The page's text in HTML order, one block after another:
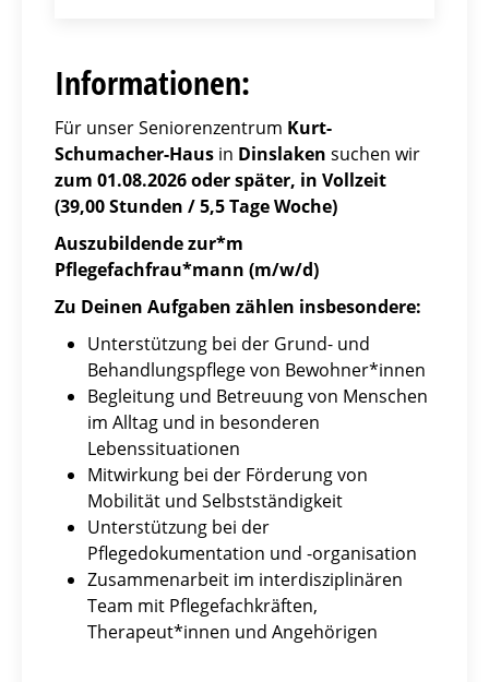
Informationen:
Für unser Seniorenzentrum Kurt-
Schumacher-Haus in Dinslaken suchen wir
zum 01.08.2026 oder später, in Vollzeit
(39,00 Stunden / 5,5 Tage Woche)
Auszubildende zur*m
Pflegefachfrau*mann (m/w/d)
Zu Deinen Aufgaben zählen insbesondere:
Unterstützung bei der Grund- und
Behandlungspflege von Bewohner*innen
Begleitung und Betreuung von Menschen
im Alltag und in besonderen
Lebenssituationen
Mitwirkung bei der Förderung von
Mobilität und Selbstständigkeit
Unterstützung bei der
Pflegedokumentation und -organisation
Zusammenarbeit im interdisziplinären
Team mit Pflegefachkräften,
Therapeut*innen und Angehörigen